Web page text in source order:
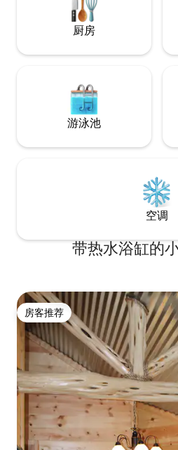
用品，让您度过一天。
厨房
游泳池
空调
带热水浴缸的
房客推荐
房客推荐